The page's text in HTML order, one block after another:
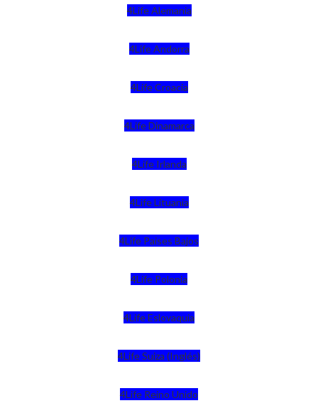
4Life Alemania
4Life Andorra
4Life Croacia
4Life Dinamarca
4Life Irlanda
4Life Lituania
4Life Paises Bajos
4Life Polonia
4Life Eslovaquia
4Life Suiza (Inglés)
4Life Reino Unido